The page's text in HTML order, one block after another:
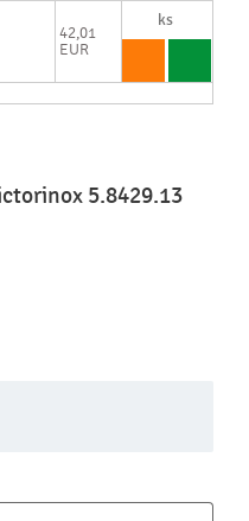
42,01
EUR
5.8429.13